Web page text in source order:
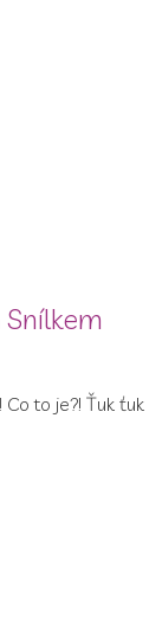
to je?! Ťuk ťuk